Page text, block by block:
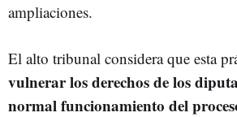
ampliaciones.
El alto tribunal considera que esta
vulnerar los derechos de los
normal funcionamiento del